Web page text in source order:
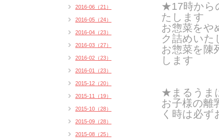
★17時から
たします
お惣菜をや
ク詰めいた
お惣菜を陳
します
★まるうま
お子様の離
く時は必ず
2016-06（21）
2016-05（24）
2016-04（23）
2016-03（27）
2016-02（23）
2016-01（23）
2015-12（20）
2015-11（19）
2015-10（28）
2015-09（28）
2015-08（25）